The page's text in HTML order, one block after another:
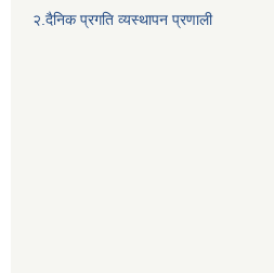
२.दैनिक प्रगति व्यस्थापन प्रणाली